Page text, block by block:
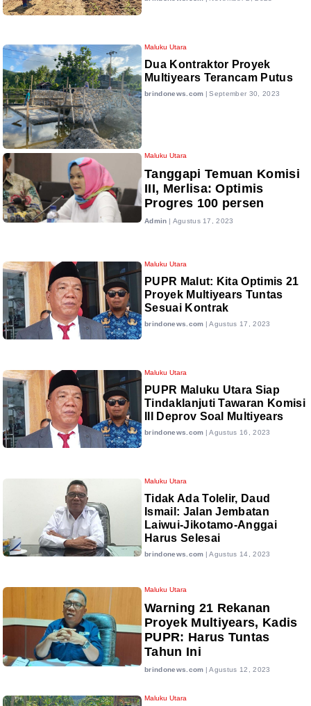
Maluku Utara
Dua Kontraktor Proyek
Multiyears Terancam Putus
brindonews.com | September 30, 2023
Maluku Utara
Tanggapi Temuan Komisi
III, Merlisa: Optimis
Progres 100 persen
Admin | Agustus 17, 2023
Maluku Utara
PUPR Malut: Kita Optimis 21
Proyek Multiyears Tuntas
Sesuai Kontrak
brindonews.com | Agustus 17, 2023
Maluku Utara
PUPR Maluku Utara Siap
Tindaklanjuti Tawaran Komisi
III Deprov Soal Multiyears
brindonews.com | Agustus 16, 2023
Maluku Utara
Tidak Ada Tolelir, Daud
Ismail: Jalan Jembatan
Laiwui-Jikotamo-Anggai
Harus Selesai
brindonews.com | Agustus 14, 2023
Maluku Utara
Warning 21 Rekanan
Proyek Multiyears, Kadis
PUPR: Harus Tuntas
Tahun Ini
brindonews.com | Agustus 12, 2023
Maluku Utara